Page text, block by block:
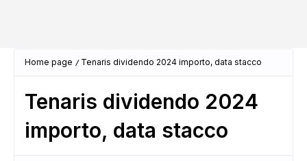
Home page Tenaris dividendo 2024 importo, data stacco
Tenaris dividendo 2024
importo, data stacco